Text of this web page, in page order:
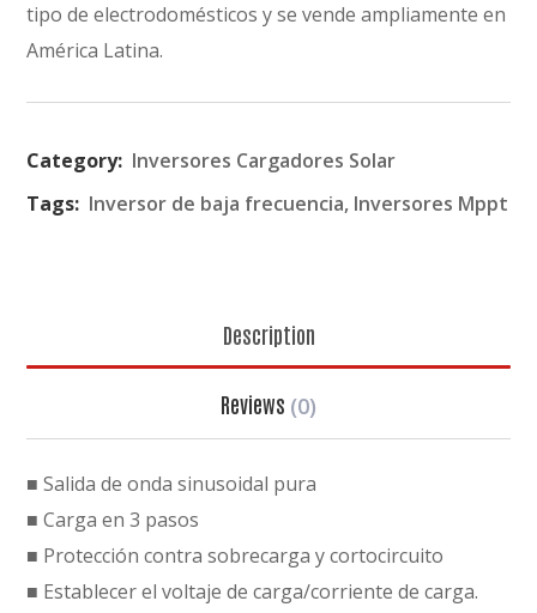
tipo de electrodomésticos y se vende ampliamente en
América Latina.
Category: Inversores Cargadores Solar
Tags: Inversor de baja frecuencia, Inversores Mppt
Description
Reviews (0)
■ Salida de onda sinusoidal pura
■ Carga en 3 pasos
■ Protección contra sobrecarga y cortocircuito
■ Establecer el voltaje de carga/corriente de carga.